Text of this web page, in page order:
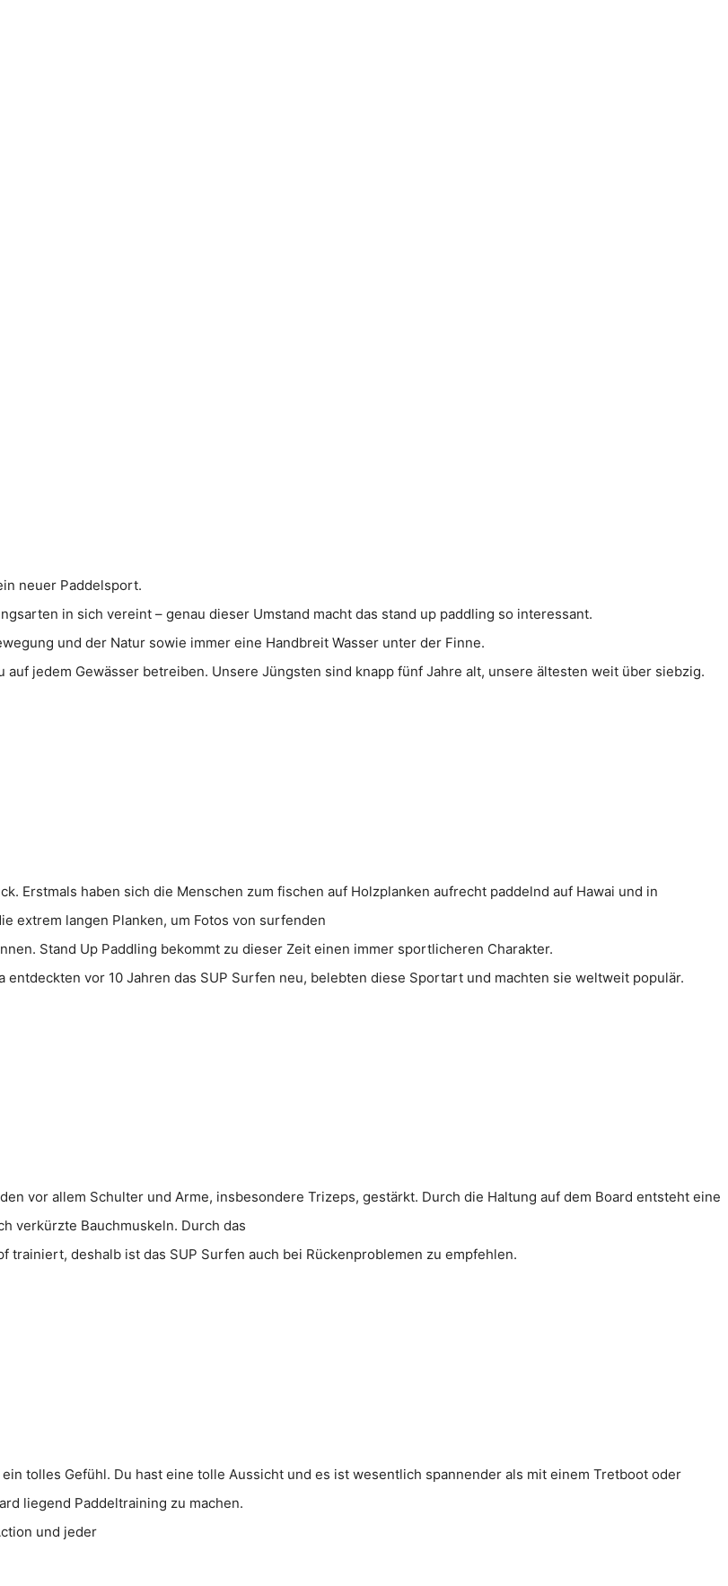
neuer Paddelsport.
in sich vereint – genau dieser Umstand macht das stand up paddling so interessant.
und der Natur sowie immer eine Handbreit Wasser unter der Finne.
jedem Gewässer betreiben. Unsere Jüngsten sind knapp fünf Jahre alt, unsere ältesten weit über siebzig.
Erstmals haben sich die Menschen zum fischen auf Holzplanken aufrecht paddelnd auf Hawai und in
extrem langen Planken, um Fotos von surfenden
Stand Up Paddling bekommt zu dieser Zeit einen immer sportlicheren Charakter.
entdeckten vor 10 Jahren das SUP Surfen neu, belebten diese Sportart und machten sie weltweit populär.
vor allem Schulter und Arme, insbesondere Trizeps, gestärkt. Durch die Haltung auf dem Board entsteht eine
verkürzte Bauchmuskeln. Durch das
deshalb ist das SUP Surfen auch bei Rückenproblemen zu empfehlen.
tolles Gefühl. Du hast eine tolle Aussicht und es ist wesentlich spannender als mit einem Tretboot oder
liegend Paddeltraining zu machen.
und jeder